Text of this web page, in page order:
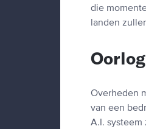
die
landen
Overheden
van een
A.I.